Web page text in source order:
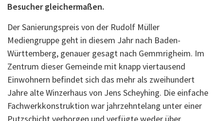
Besucher gleichermaßen.
Der Sanierungspreis von der Rudolf Müller
Mediengruppe geht in diesem Jahr nach Baden-
Württemberg, genauer gesagt nach Gemmrigheim. Im
Zentrum dieser Gemeinde mit knapp viertausend
Einwohnern befindet sich das mehr als zweihundert
Jahre alte Winzerhaus von Jens Scheyhing. Die einfache
Fachwerkkonstruktion war jahrzehntelang unter einer
Putzschicht verborgen und verfügte weder über